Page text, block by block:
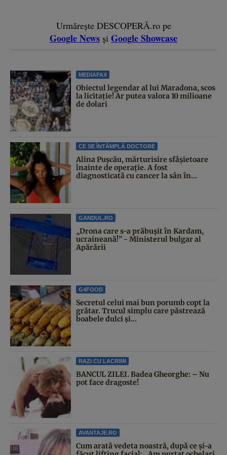
Urmărește DESCOPERĂ.ro pe
Google News și Google Showcase
MEDIAFAX
Obiectul legendar al lui Maradona, scos
la licitație! Ar putea valora 10 milioane
de dolari
CE SE ÎNTÂMPLĂ DOCTORE
Alina Pușcău, mărturisire sfâșietoare
înainte de operație. A fost
diagnosticată cu cancer la sân în...
GANDUL.RO
„Drona care s-a prăbușit în Kardam,
ucraineană!” - Ministerul bulgar al
Apărării
G4FOOD
Secretul celui mai bun porumb copt la
grătar. Trucul simplu care păstrează
boabele dulci și...
RAZI CU LACRIMI
BANCUL ZILEI. Badea Gheorghe: – Nu
pot face dragoste!
AVANTAJE.RO
Cum arată vedeta noastră, după ce și-a